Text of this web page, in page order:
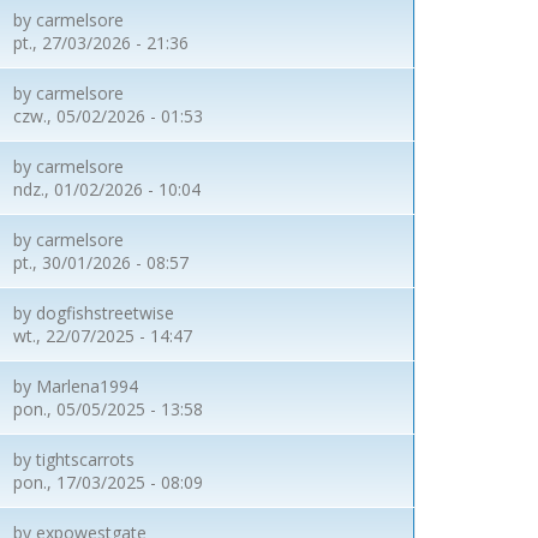
by carmelsore
pt., 27/03/2026 - 21:36
by carmelsore
czw., 05/02/2026 - 01:53
by carmelsore
ndz., 01/02/2026 - 10:04
by carmelsore
pt., 30/01/2026 - 08:57
by dogfishstreetwise
wt., 22/07/2025 - 14:47
by Marlena1994
pon., 05/05/2025 - 13:58
by tightscarrots
pon., 17/03/2025 - 08:09
by expowestgate